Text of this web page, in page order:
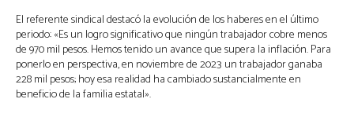
El referente sindical destacó la evolución de los haberes en el último
periodo: «Es un logro significativo que ningún trabajador cobre menos
de 970 mil pesos. Hemos tenido un avance que supera la inflación. Para
ponerlo en perspectiva, en noviembre de 2023 un trabajador ganaba
228 mil pesos; hoy esa realidad ha cambiado sustancialmente en
beneficio de la familia estatal».